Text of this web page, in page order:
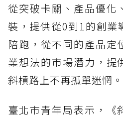
從突破卡關、產品優化
裝，提供從0到1的創業
陪跑，從不同的產品定
業想法的市場潛力，提
斜槓路上不再孤單迷惘。
臺北市青年局表示，《